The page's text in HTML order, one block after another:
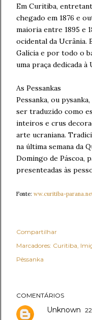
Em Curitiba,
chegado em 1876 e
maioria entre 1895 e
ocidental da Ucrânia.
Galícia e por todo o
uma praça dedicada à
As Pessankas
Pessanka, ou
ser traduzido como
inteiros e crus
arte ucraniana.
na última semana da
Domingo de Páscoa,
presenteadas às
Fonte: ww.curitiba-
Compartilhar
Marcadores: Curitiba
Pêssanka
COMENTÁRIOS
Unknown